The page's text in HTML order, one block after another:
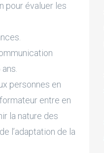
pour évaluer les
personnes en
entre en
la nature des
l’adaptation de la